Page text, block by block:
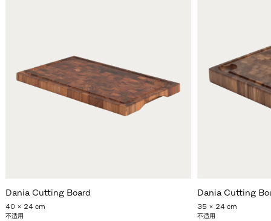
Dania Cutting Board
40 x 24 cm
不适用
Dania Cutting
35 x 24 cm
不适用